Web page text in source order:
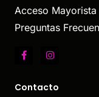
Acceso Mayorista
Preguntas
Contacto